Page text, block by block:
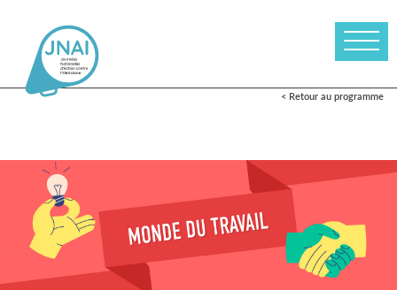
< Retour au programme